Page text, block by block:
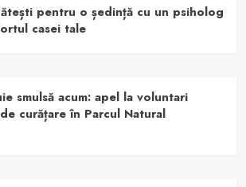
pentru o ședință cu un psiholog
casei tale
smulsă acum: apel la voluntari
curățare în Parcul Natural